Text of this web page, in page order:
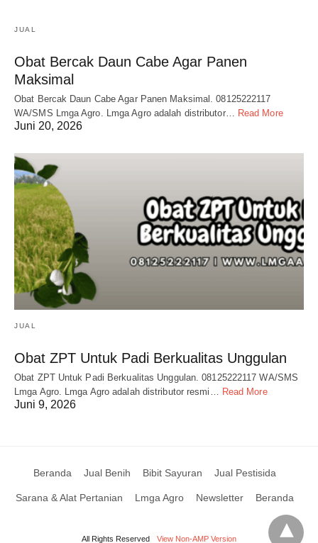
JUAL
Obat Bercak Daun Cabe Agar Panen
Maksimal
Obat Bercak Daun Cabe Agar Panen Maksimal. 08125222117
WA/SMS Lmga Agro. Lmga Agro adalah distributor…
Read More
Juni 20, 2026
JUAL
Obat ZPT Untuk Padi Berkualitas Unggulan
Obat ZPT Untuk Padi Berkualitas Unggulan. 08125222117 WA/SMS
Lmga Agro. Lmga Agro adalah distributor resmi… Read More
Juni 9, 2026
Beranda Jual Benih Bibit Sayuran Jual Pestisida
Sarana & Alat Pertanian Lmga Agro Newsletter Beranda
All Rights Reserved View Non-AMP Version